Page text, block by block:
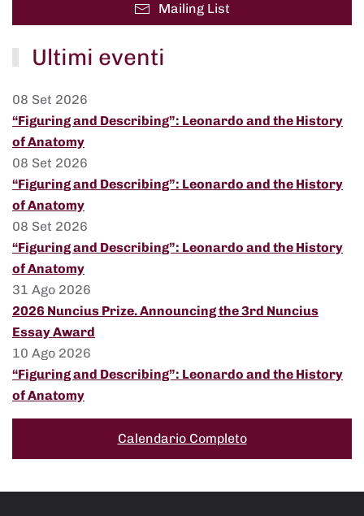
Mailing List
Ultimi eventi
08 Set 2026
“Figuring and Describing”: Leonardo and the History
of Anatomy
08 Set 2026
“Figuring and Describing”: Leonardo and the History
of Anatomy
08 Set 2026
“Figuring and Describing”: Leonardo and the History
of Anatomy
31 Ago 2026
2026 Nuncius Prize. Announcing the 3rd Nuncius
Essay Award
10 Ago 2026
“Figuring and Describing”: Leonardo and the History
of Anatomy
Calendario Completo